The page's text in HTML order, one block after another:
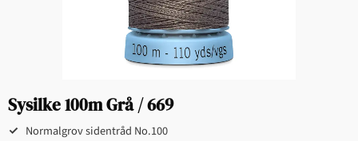
Sysilke 100m Grå / 669
Normalgrov sidentråd No.100